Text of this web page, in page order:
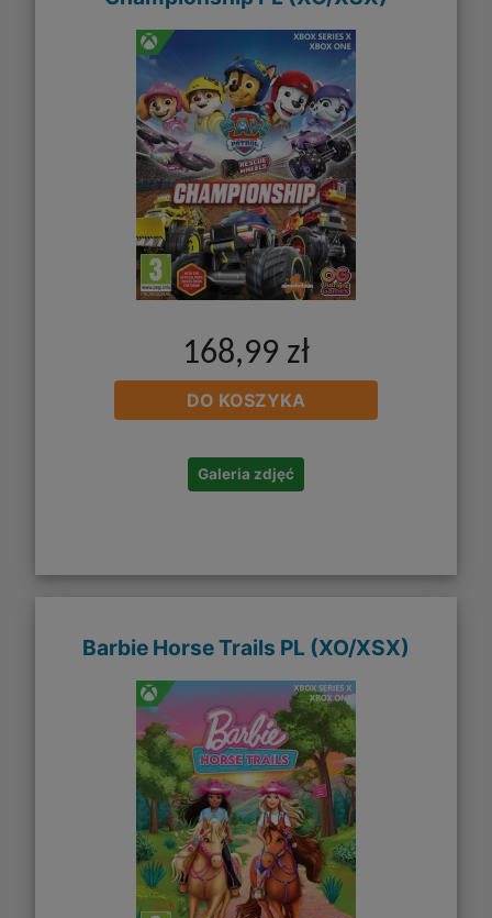
168,99 zł
DO KOSZYKA
Galeria zdjęć
Barbie Horse Trails PL (XO/XSX)